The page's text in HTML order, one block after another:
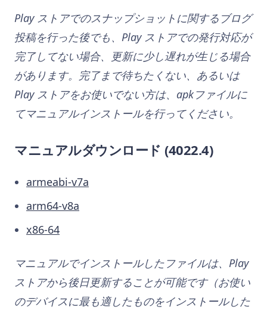
Play ストアでのスナップショットに関するブログ
投稿を行った後でも、Play ストアでの発行対応が
完了してない場合、更新に少し遅れが生じる場合
があります。完了まで待ちたくない、あるいは
Play ストアをお使いでない方は、apkファイルに
てマニュアルインストールを行ってください。
マニュアルダウンロード (4022.4)
armeabi-v7a
arm64-v8a
x86-64
マニュアルでインストールしたファイルは、Play
ストアから後日更新することが可能です（お使い
のデバイスに最も適したものをインストールした